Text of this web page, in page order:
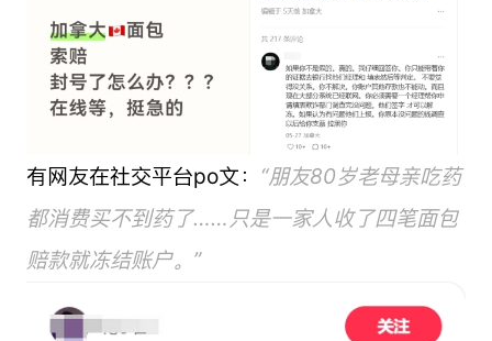
有网友在社交平台po文： “朋友80岁老母亲吃药
都消费买不到药了……只是一家人收了四笔面包
赔款就冻结账户。”